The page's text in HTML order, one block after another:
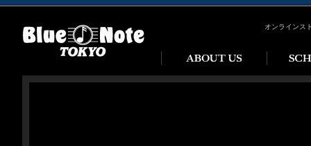
オンラインス